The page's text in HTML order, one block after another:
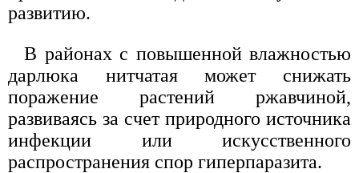
развитию.
В районах с повышенной влажностью
дарлюка нитчатая может снижать
поражение растений ржавчиной,
развиваясь за счет природного источника
инфекции или искусственного
распространения спор гиперпаразита.